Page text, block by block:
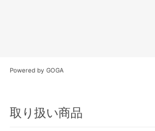
Powered by GOGA
取り扱い商品